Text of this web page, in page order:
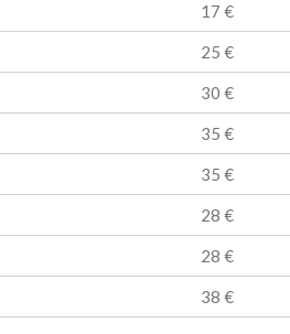
17 €
25 €
30 €
35 €
35 €
28 €
28 €
38 €